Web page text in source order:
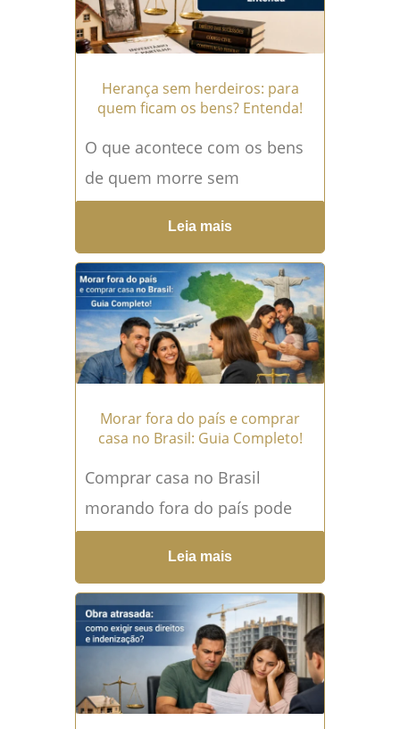
Herança sem herdeiros: para
quem ficam os bens? Entenda!
O que acontece com os bens
de quem morre sem
herdeiros? A Herança sem
herdeiros é uma situação que
gera dúvidas, insegurança...
Leia mais →
Leia mais
Morar fora do país e comprar
casa no Brasil: Guia Completo!
Comprar casa no Brasil
morando fora do país pode
parecer um desafio complexo
e, na verdade, é mesmo
quando feito sem orientação
adequada....Leia mais →
Leia mais